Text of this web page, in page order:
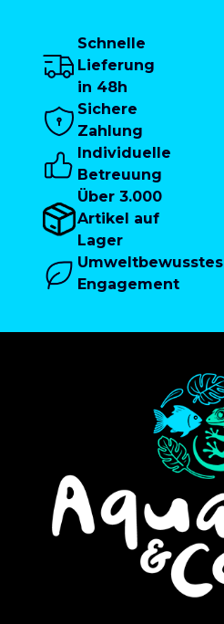
Schnelle
Lieferung
in 48h
Sichere
Zahlung
Individuelle
Betreuung
Über 3.000
Artikel auf
Lager
Umweltbewusstes
Engagement